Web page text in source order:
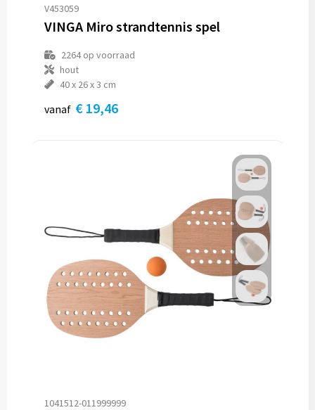
V453059
VINGA Miro strandtennis spel
2264op voorraad
hout
40 x 26 x 3 cm
vanaf € 19,46
1041512-011999999